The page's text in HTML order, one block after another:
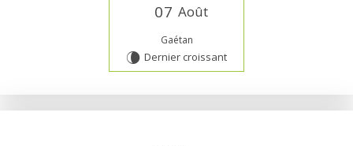
07 Août
Gaétan
V Dernier croissant